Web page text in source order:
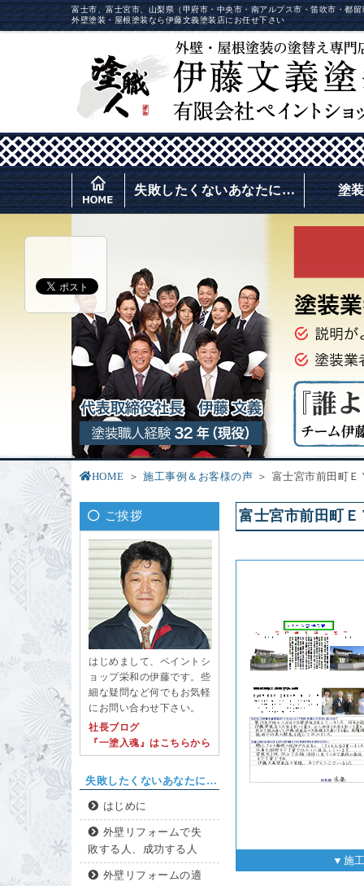
富士市、富士宮市、山梨県（甲府市・中央市・南アルプス市・笛吹市・都
外壁塗装・屋根塗装なら伊藤文義塗装店にお任せ下さい
失敗したくないあなたに… 塗
HOME 施工事例＆お客様の声 富士宮市前田町Ｅ
ご挨拶
はじめまして、ペイントシ
ョップ栄和の伊藤です。些
細な疑問など何でもお気軽
にお問い合わせ下さい。
社長ブログ
『一塗入魂』はこちらから
失敗したくないあなたに…
はじめに
外壁リフォームで失
敗する人、成功する人
外壁リフォームの適
富士宮市前田町
▼施